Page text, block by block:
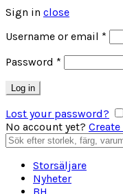
Sign in close
Username or email *
Password *
Log in
Lost your password?
No account yet?
Search
for:
Storsäljare
Nyheter